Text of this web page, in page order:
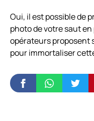
Oui, il est possible de
photo de votre saut
opérateurs proposent
pour immortaliser